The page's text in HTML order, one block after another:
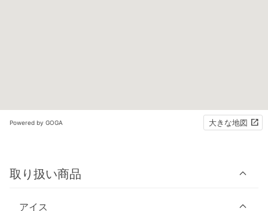
Powered by GOGA 大きな地図
取り扱い商品
アイス